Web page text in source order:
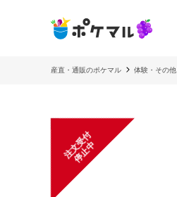
産直・通販のポケマル 体験・その他
注
文
受
付
停
止
中